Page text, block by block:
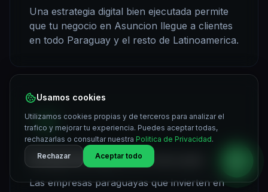
Una estrategia digital bien ejecutada permite
que tu negocio en Asuncion llegue a clientes
en todo Paraguay y el resto de Latinoamerica.
Competitividad en el mercado
Las empresas paraguayas que invierten en
Usamos cookies
Utilizamos cookies propias y de terceros para analizar el
trafico y mejorar tu experiencia. Puedes aceptar todas,
rechazarlas o consultar nuestra Politica de Privacidad.
Rechazar
Aceptar todo